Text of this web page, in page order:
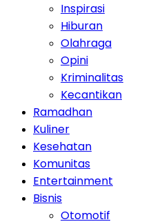
Inspirasi
Hiburan
Olahraga
Opini
Kriminalitas
Kecantikan
Ramadhan
Kuliner
Kesehatan
Komunitas
Entertainment
Bisnis
Otomotif